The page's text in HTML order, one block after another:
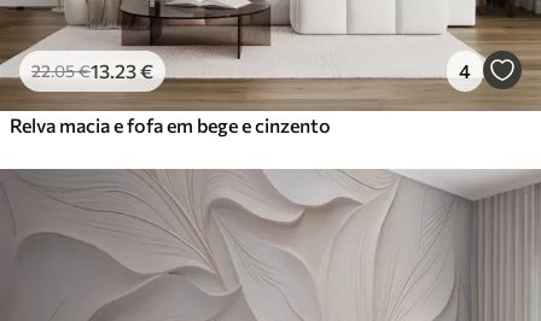
22.05€13 .23€ 4
Relva macia e fofa em bege e cinzento